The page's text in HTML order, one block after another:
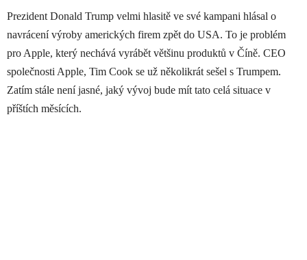
Prezident Donald Trump velmi hlasitě ve své kampani hlásal o
navrácení výroby amerických firem zpět do USA. To je problém
pro Apple, který nechává vyrábět většinu produktů v Číně. CEO
společnosti Apple, Tim Cook se už několikrát sešel s Trumpem.
Zatím stále není jasné, jaký vývoj bude mít tato celá situace v
příštích měsících.